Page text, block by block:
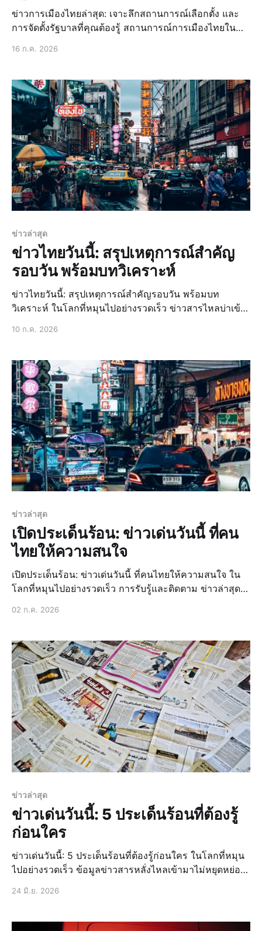
ข่าวการเมืองไทยล่าสุด: เจาะลึกสถานการณ์เลือกตั้ง และ
การจัดตั้งรัฐบาลที่คุณต้องรู้ สถานการณ์การเมืองไทยใน
จับตา โดยเฉพาะอย่างยิ่งหลังจากการเลือกตั้งทั่วไปที่ผ่านมา
16 ก.ค. 2026
ข่าวล่าสุด
ข่าวไทยวันนี้: สรุปเหตุการณ์สำคัญ
รอบวัน พร้อมบทวิเคราะห์
ข่าวไทยวันนี้: สรุปเหตุการณ์สำคัญรอบวัน พร้อมบท
วิเคราะห์ ในโลกที่หมุนไปอย่างรวดเร็ว ข่าวสารไหลบ่าเข้า
เคลื่อนไหวอาจเป็นเรื่องท้าทาย โดยเฉพาะอย่างยิ่งสำหรับผู้
10 ก.ค. 2026
ข่าวล่าสุด
เปิดประเด็นร้อน: ข่าวเด่นวันนี้ ที่คน
ไทยให้ความสนใจ
เปิดประเด็นร้อน: ข่าวเด่นวันนี้ ที่คนไทยให้ความสนใจ ใน
โลกที่หมุนไปอย่างรวดเร็ว การรับรู้และติดตาม ข่าวล่าสุด
02 ก.ค. 2026
ข่าวล่าสุด
ข่าวเด่นวันนี้: 5 ประเด็นร้อนที่ต้องรู้
ก่อนใคร
ข่าวเด่นวันนี้: 5 ประเด็นร้อนที่ต้องรู้ก่อนใคร ในโลกที่หมุน
ไปอย่างรวดเร็ว ข้อมูลข่าวสารหลั่งไหลเข้ามาไม่หยุดหย่อน
ว่าจะเป็นเรื่องใกล้ตัวหรือประเด็นระดับโลก การรู้เท่
24 มิ.ย. 2026